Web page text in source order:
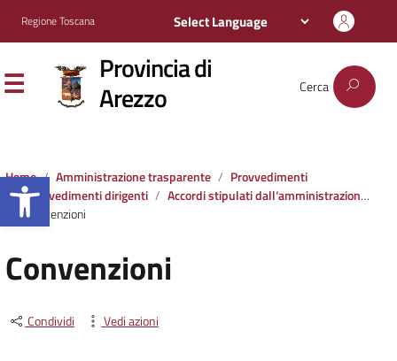
Apri la barra degli strumenti
Regione Toscana
Provincia di
Arezzo Cerca
Home Amministrazione trasparente
Provvedimenti
Provvedimenti dirigenti
Accordi stipulati dall‘amministrazione con soggetti privati o con altre amministrazioni pubbliche
Convenzioni
Convenzioni
Condividi Vedi azioni